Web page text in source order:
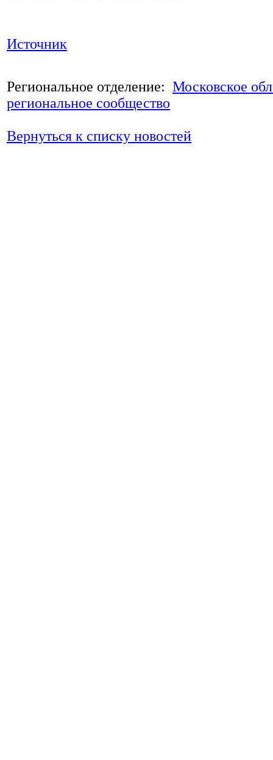
Источник
Региональное отделение: Московское
региональное сообщество
Вернуться к списку новостей